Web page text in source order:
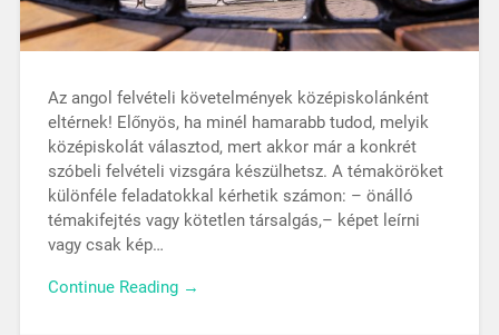
Az angol felvételi követelmények középiskolánként
eltérnek! Előnyös, ha minél hamarabb tudod, melyik
középiskolát választod, mert akkor már a konkrét
szóbeli felvételi vizsgára készülhetsz. A témaköröket
különféle feladatokkal kérhetik számon: – önálló
témakifejtés vagy kötetlen társalgás,– képet leírni
vagy csak kép…
Continue Reading →